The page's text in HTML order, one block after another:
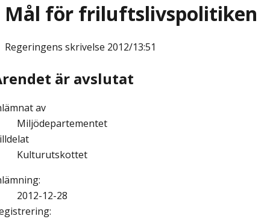
Mål för friluftslivspolitiken
Regeringens skrivelse 2012/13:51
är avslutat
av
Miljödepartementet
Kulturutskottet
:
2012-12-28
: